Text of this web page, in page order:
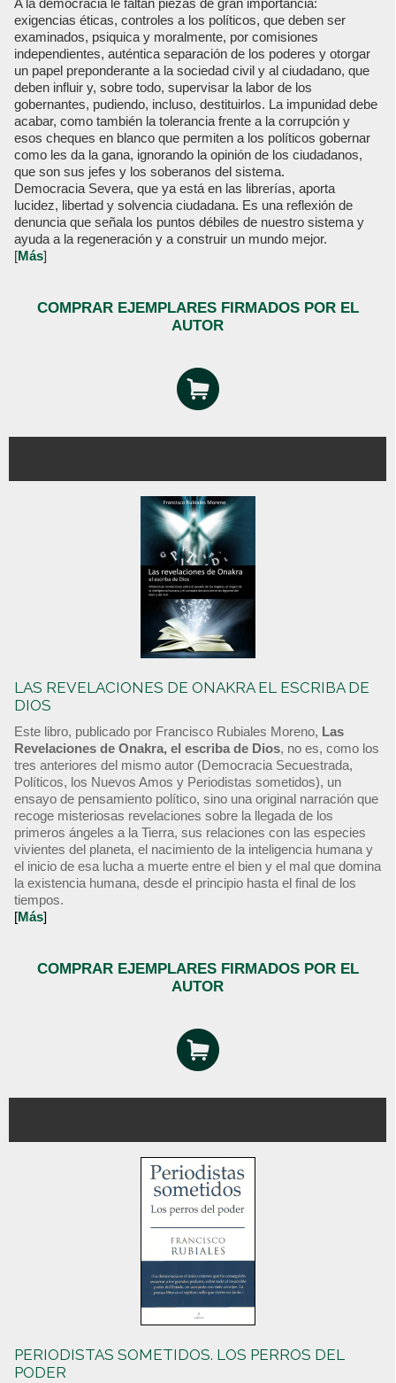
A la democracia le faltan piezas de gran importancia:
exigencias éticas, controles a los políticos, que deben ser
examinados, psiquica y moralmente, por comisiones
independientes, auténtica separación de los poderes y otorgar
un papel preponderante a la sociedad civil y al ciudadano, que
deben influir y, sobre todo, supervisar la labor de los
gobernantes, pudiendo, incluso, destituirlos. La impunidad debe
acabar, como también la tolerancia frente a la corrupción y
esos cheques en blanco que permiten a los políticos gobernar
como les da la gana, ignorando la opinión de los ciudadanos,
que son sus jefes y los soberanos del sistema.
Democracia Severa, que ya está en las librerías, aporta
lucidez, libertad y solvencia ciudadana. Es una reflexión de
denuncia que señala los puntos débiles de nuestro sistema y
ayuda a la regeneración y a construir un mundo mejor.
[Más]
COMPRAR EJEMPLARES FIRMADOS POR EL
AUTOR
LAS REVELACIONES DE ONAKRA EL ESCRIBA DE
DIOS
Este libro, publicado por Francisco Rubiales Moreno, Las
Revelaciones de Onakra, el escriba de Dios, no es, como los
tres anteriores del mismo autor (Democracia Secuestrada,
Políticos, los Nuevos Amos y Periodistas sometidos), un
ensayo de pensamiento político, sino una original narración que
recoge misteriosas revelaciones sobre la llegada de los
primeros ángeles a la Tierra, sus relaciones con las especies
vivientes del planeta, el nacimiento de la inteligencia humana y
el inicio de esa lucha a muerte entre el bien y el mal que domina
la existencia humana, desde el principio hasta el final de los
tiempos.
[Más]
COMPRAR EJEMPLARES FIRMADOS POR EL
AUTOR
PERIODISTAS SOMETIDOS. LOS PERROS DEL
PODER